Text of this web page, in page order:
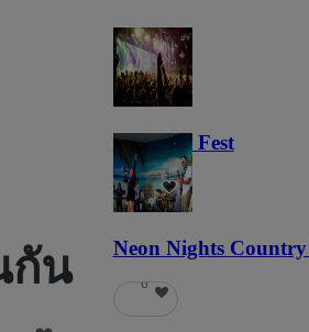
Haunted Fest
59
Neon Nights
6
กัน